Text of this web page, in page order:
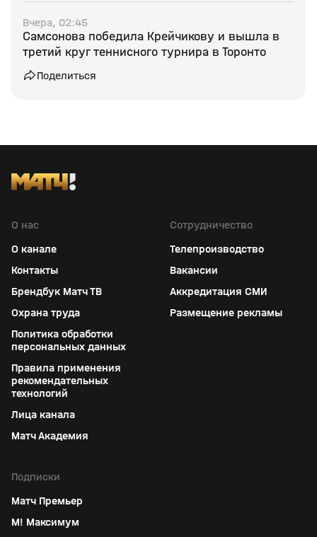
Вчера, 02:45
Самсонова победила Крейчикову и вышла в
третий круг теннисного турнира в Торонто
Поделиться
О нас
О канале
Контакты
Брендбук Матч ТВ
Охрана труда
Политика обработки
персональных данных
Правила применения
рекомендательных
технологий
Лица канала
Матч Академия
Сотрудничество
Телепроизводство
Вакансии
Аккредитация СМИ
Размещение рекламы
Подписки
Матч Премьер
М! Максимум